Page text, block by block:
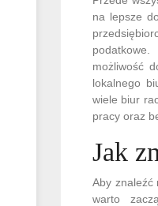
na lepsze
możliwość
lokalnego
wiele biur
pracy oraz
Jak
Aby znaleźć
warto